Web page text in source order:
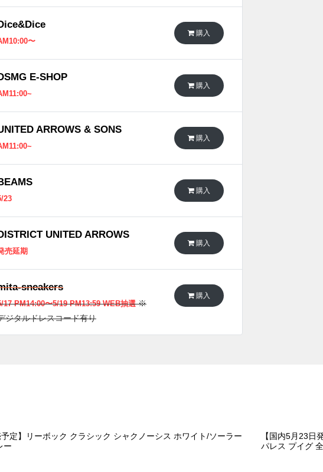
〜
購入
E-SHOP
購入
ARROWS & SONS
購入
23
購入
UNITED ARROWS
売延期
購入
sneakers
17 PM14:00〜5/19 PM13:59 WEB抽選※
ジタルドレスコード有り
購入
予定】リーボック クラシック シャクノーシス ホワイト/ソーラー
ー
【国内5月23日
パレス プイグ